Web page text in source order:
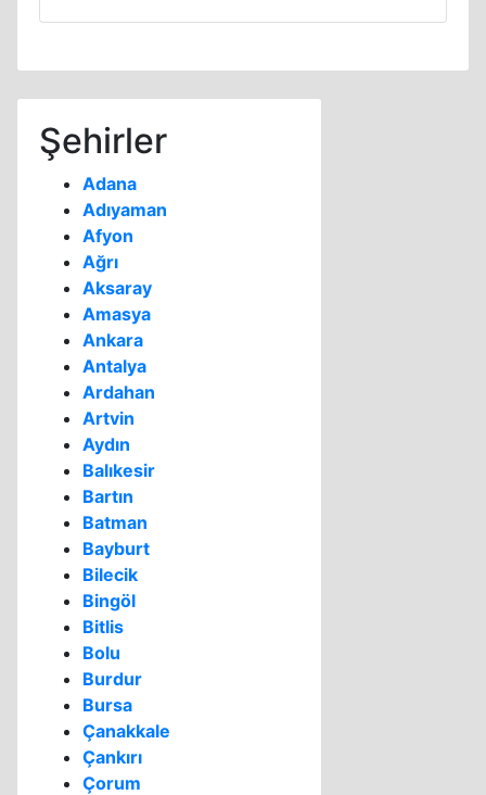
Şehirler
Adana
Adıyaman
Afyon
Ağrı
Aksaray
Amasya
Ankara
Antalya
Ardahan
Artvin
Aydın
Balıkesir
Bartın
Batman
Bayburt
Bilecik
Bingöl
Bitlis
Bolu
Burdur
Bursa
Çanakkale
Çankırı
Çorum